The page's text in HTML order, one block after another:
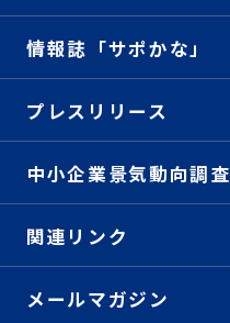
情報誌「サポかな」
プレスリリース
中小企業景気動向調査
関連リンク
メールマガジン